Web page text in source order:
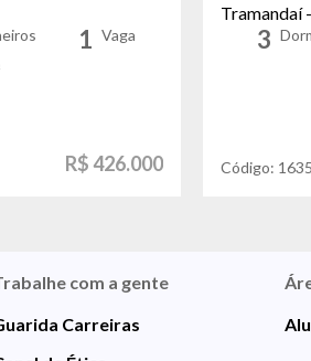
1 Vaga
R$ 426.000
Tramandaí
3
Código:
com a gente
Carreiras